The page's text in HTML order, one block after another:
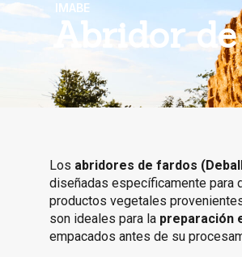
IMABE
Abridor
Los abridores de fardos (
diseñadas específicamente
productos vegetales
son ideales para la preparación
empacados antes de su